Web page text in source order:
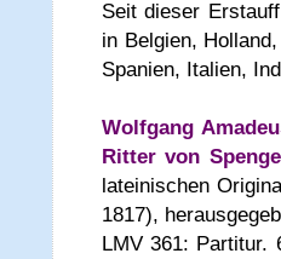
Seit dieser
in Belgien,
Spanien, Italien,
Wolfgang
Ritter von
lateinischen
1817),
LMV 361: Partitur.